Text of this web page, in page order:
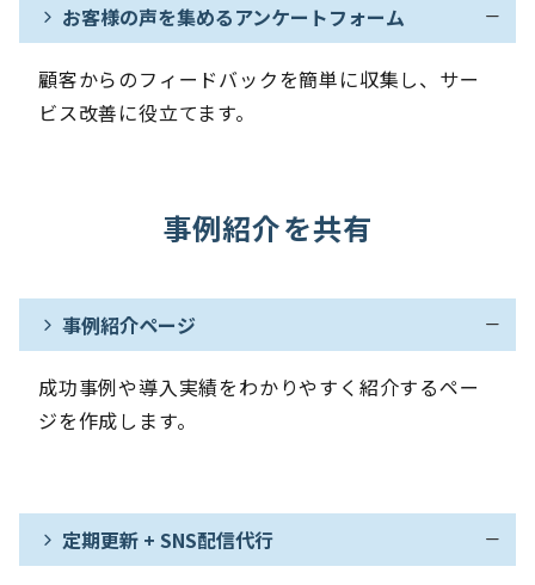
お客様の声を集めるアンケートフォーム
顧客からのフィードバックを簡単に収集し、サー
ビス改善に役立てます。
事例紹介を共有
事例紹介ページ
成功事例や導入実績をわかりやすく紹介するペー
ジを作成します。
定期更新 + SNS配信代行